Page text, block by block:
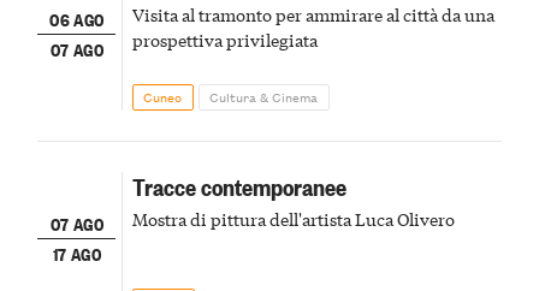
06 AGO
07 AGO
Visita al tramonto per ammirare al città da una
prospettiva privilegiata
Cuneo Cultura & Cinema
07 AGO
17 AGO
Tracce contemporanee
Mostra di pittura dell'artista Luca Olivero